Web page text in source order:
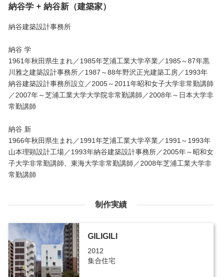
納谷学 + 納谷新（建築家）
納谷建築設計事務所
納谷 学
1961年秋田県生まれ／1985年芝浦工業大学卒業／1985～87年黒
川雅之建築設計事務所／1987～88年野沢正光建築工房／1993年
納谷建築設計事務所設立／2005～2011年昭和女子大学非常勤講師
／2007年～芝浦工業大学大学院非常勤講師／2008年～日本大学非
常勤講師
納谷 新
1966年秋田県生まれ／1991年芝浦工業大学卒業／1991～1993年
山本理顕設計工場／1993年納谷建築設計事務所／2005年～昭和女
子大学非常勤講師、東海大学非常勤講師／2008年芝浦工業大学非
常勤講師
制作実績
GILIGILI
2012
集合住宅